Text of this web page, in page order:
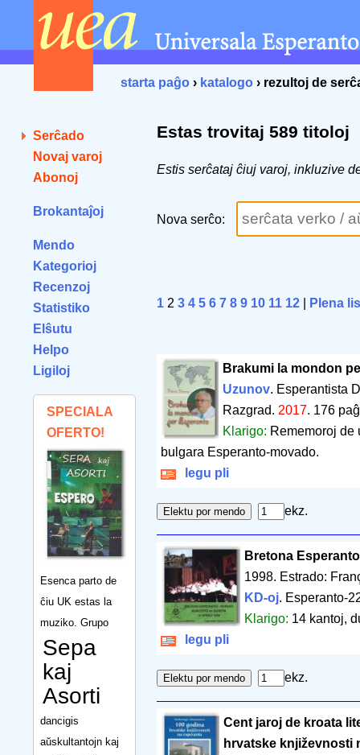
starta paĝo › katalogo › rezultoj de
Serĉado
Novaj varoj
Abonoj
Brokantaĵoj
Mendo
Kategorioj
Recenzoj
Statistiko
Elŝutu
Helpo
Ligiloj
SPECIALA
OFERTO!
Esenca parto de
ĉiu UK estas la
muziko. Grupo
Sepa
kaj
Asorti
dancigis
aŭskultantojn kaj
Estas trovitaj 589 titoloj
Estis serĉataj ĉiuj varoj, inkluzive
Nova serĉo:
1 2 3 4 5 6 7 8 9 10 11 12 Plena
Brakumi la mondon
Uzunov. Esperantista
Razgrad. 2017. 176
Klarigo: Rememoroj de
bulgara Esperanto-movado.
legu pli
ekz.
Bretona
1998. Estrado:
KD-oj. Esperanto-
Klarigo: 14 kantoj,
legu pli
ekz.
Cent jaroj de kroata
hrvatske književnosti